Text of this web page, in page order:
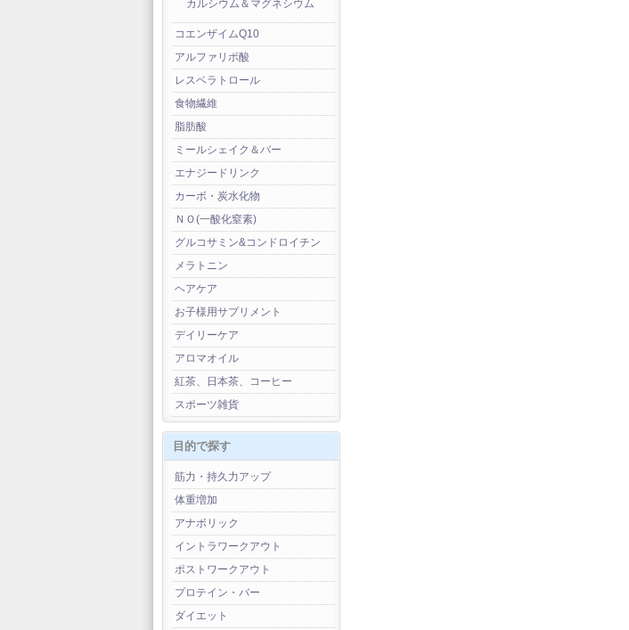
カルシウム＆マグネシウム
コエンザイムQ10
アルファリポ酸
レスベラトロール
食物繊維
脂肪酸
ミールシェイク＆バー
エナジードリンク
カーボ・炭水化物
ＮＯ(一酸化窒素)
グルコサミン&コンドロイチン
メラトニン
ヘアケア
お子様用サプリメント
デイリーケア
アロマオイル
紅茶、日本茶、コーヒー
スポーツ雑貨
目的で探す
筋力・持久力アップ
体重増加
アナボリック
イントラワークアウト
ポストワークアウト
プロテイン・バー
ダイエット